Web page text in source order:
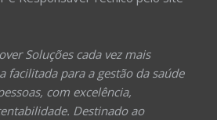
Soluções cada vez mais
facilitada para a gestão da saúde
com excelência,
Destinado ao